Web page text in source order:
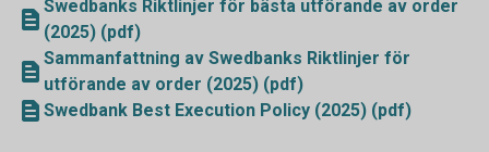
Swedbanks Riktlinjer för bästa utförande av order
(2025) (pdf)
Sammanfattning av Swedbanks Riktlinjer för
utförande av order (2025) (pdf)
Swedbank Best Execution Policy (2025) (pdf)